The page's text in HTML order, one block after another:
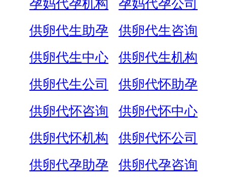
孕妈代孕机构
孕妈代孕公司
供卵代生助孕
供卵代生咨询
供卵代生中心
供卵代生机构
供卵代生公司
供卵代怀助孕
供卵代怀咨询
供卵代怀中心
供卵代怀机构
供卵代怀公司
供卵代孕助孕
供卵代孕咨询